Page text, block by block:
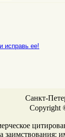
исправь ее!
Санкт-
Copyright
заимствования: